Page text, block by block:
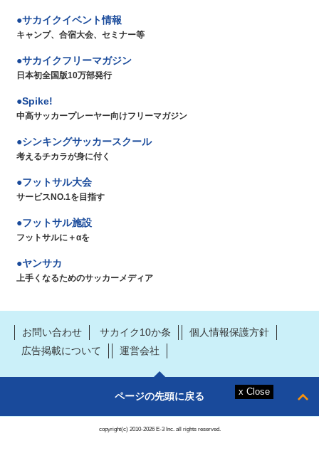
サカイクイベント情報
キャンプ、合宿大会、セミナー等
サカイクフリーマガジン
日本初全国版10万部発行
Spike!
中高サッカープレーヤー向けフリーマガジン
シンキングサッカースクール
考えるチカラが身に付く
フットサル大会
サービスNO.1を目指す
フットサル施設
フットサルに＋αを
ヤンサカ
上手くなるためのサッカーメディア
お問い合わせ サカイク10か条
個人情報保護方針
広告掲載について
運営会社
ページの先頭に戻る
copyright(c) 2010-2026 E-3 Inc. all rights reserved.